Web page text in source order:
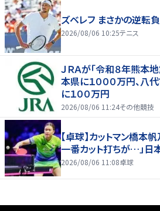
ズベレフ まさかの逆転
2026/08/06 10:25テニス
ＪＲＡが「令和８年熊
本県に１０００万円、八
に１００万円
2026/08/06 11:24その他競技
【卓球】カットマン橋本
一番カット打ちが…」
2026/08/06 11:08卓球